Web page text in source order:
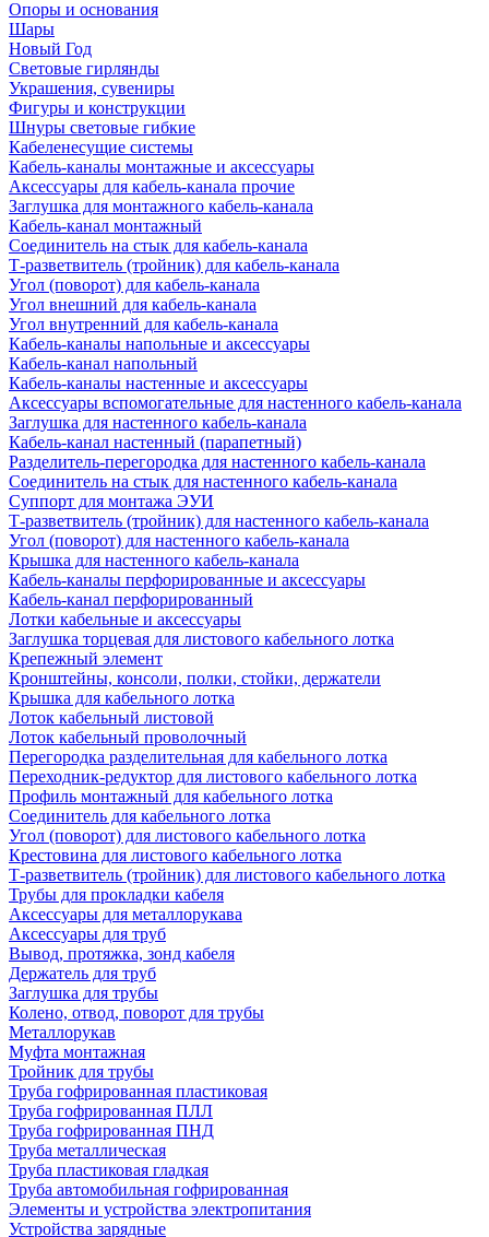
Опоры и основания
Шары
Новый Год
Световые гирлянды
Украшения, сувениры
Фигуры и конструкции
Шнуры световые гибкие
Кабеленесущие системы
Кабель-каналы монтажные и аксессуары
Аксессуары для кабель-канала прочие
Заглушка для монтажного кабель-канала
Кабель-канал монтажный
Соединитель на стык для кабель-канала
Т-разветвитель (тройник) для кабель-канала
Угол (поворот) для кабель-канала
Угол внешний для кабель-канала
Угол внутренний для кабель-канала
Кабель-каналы напольные и аксессуары
Кабель-канал напольный
Кабель-каналы настенные и аксессуары
Аксессуары вспомогательные для настенного кабель-канала
Заглушка для настенного кабель-канала
Кабель-канал настенный (парапетный)
Разделитель-перегородка для настенного кабель-канала
Соединитель на стык для настенного кабель-канала
Суппорт для монтажа ЭУИ
Т-разветвитель (тройник) для настенного кабель-канала
Угол (поворот) для настенного кабель-канала
Крышка для настенного кабель-канала
Кабель-каналы перфорированные и аксессуары
Кабель-канал перфорированный
Лотки кабельные и аксессуары
Заглушка торцевая для листового кабельного лотка
Крепежный элемент
Кронштейны, консоли, полки, стойки, держатели
Крышка для кабельного лотка
Лоток кабельный листовой
Лоток кабельный проволочный
Перегородка разделительная для кабельного лотка
Переходник-редуктор для листового кабельного лотка
Профиль монтажный для кабельного лотка
Соединитель для кабельного лотка
Угол (поворот) для листового кабельного лотка
Крестовина для листового кабельного лотка
Т-разветвитель (тройник) для листового кабельного лотка
Трубы для прокладки кабеля
Аксессуары для металлорукава
Аксессуары для труб
Вывод, протяжка, зонд кабеля
Держатель для труб
Заглушка для трубы
Колено, отвод, поворот для трубы
Металлорукав
Муфта монтажная
Тройник для трубы
Труба гофрированная пластиковая
Труба гофрированная ПЛЛ
Труба гофрированная ПНД
Труба металлическая
Труба пластиковая гладкая
Труба автомобильная гофрированная
Элементы и устройства электропитания
Устройства зарядные